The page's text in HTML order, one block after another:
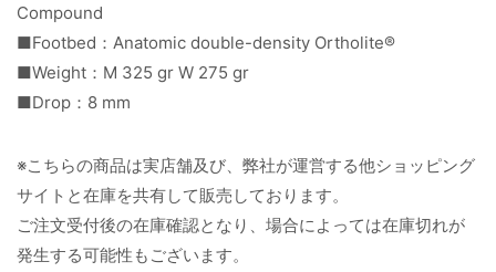
Compound
■Footbed：Anatomic double-density Ortholite®
■Weight：M 325 gr W 275 gr
■Drop：8 mm
※こちらの商品は実店舗及び、弊社が運営する他ショッピング
サイトと在庫を共有して販売しております。
ご注文受付後の在庫確認となり、場合によっては在庫切れが
発生する可能性もございます。